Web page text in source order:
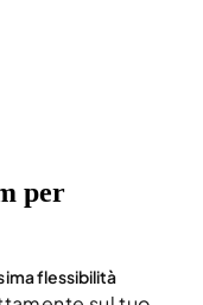
per
flessibilità